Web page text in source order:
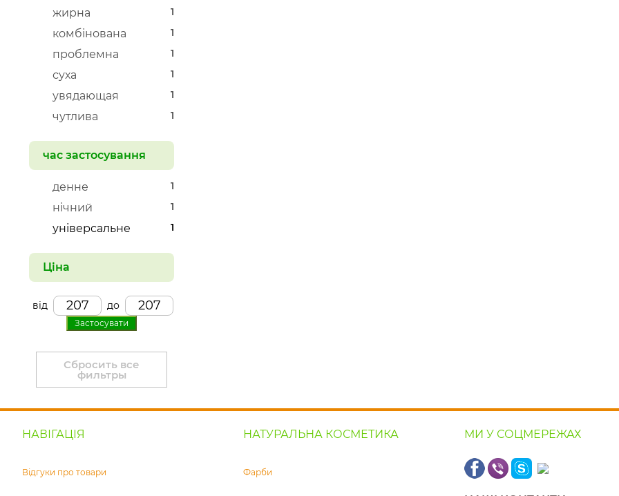
1
жирна
1
комбінована
1
проблемна
1
суха
1
увядающая
1
чутлива
час застосування
1
денне
1
нічний
1
універсальне
Ціна
від до
Застосувати
Сбросить все
фильтры
НАВІГАЦІЯ
Відгуки про товари
НАТУРАЛЬНА КОСМЕТИКА
Фарби
МИ У СОЦМЕРЕЖАХ